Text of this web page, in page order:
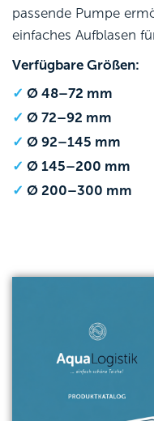
passende Pumpe
einfaches Aufblasen
Verfügbare Größen:
Ø 48–72 mm
Ø 72–92 mm
Ø 92–145 mm
Ø 145–200 mm
Ø 200–300 mm